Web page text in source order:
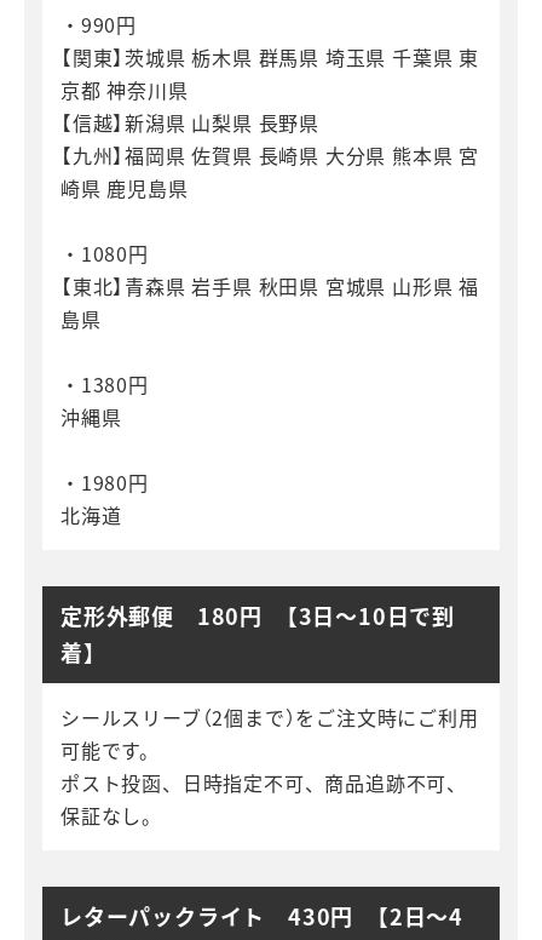
・990円
【関東】茨城県 栃木県 群馬県 埼玉県 千葉県 東
京都 神奈川県
【信越】新潟県 山梨県 長野県
【九州】福岡県 佐賀県 長崎県 大分県 熊本県 宮
崎県 鹿児島県
・1080円
【東北】青森県 岩手県 秋田県 宮城県 山形県 福
島県
・1380円
沖縄県
・1980円
北海道
定形外郵便 180円 【3日～10日で到
着】
シールスリーブ（2個まで）をご注文時にご利用
可能です。
ポスト投函、日時指定不可、商品追跡不可、
保証なし。
レターパックライト 430円 【2日～4